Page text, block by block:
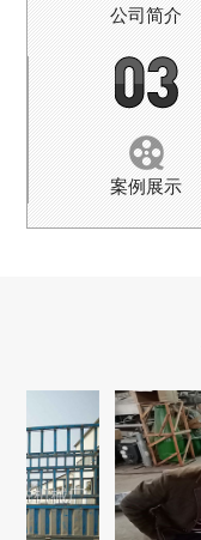
公司简介
案例展示